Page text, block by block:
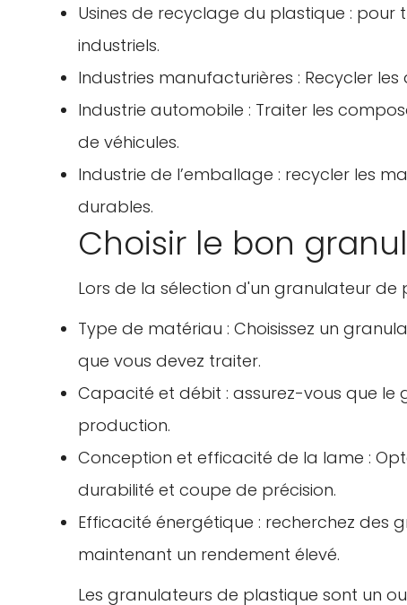
Usines de recyclage du plastique :
industriels.
Industries manufacturières : Recycler
Industrie automobile : Traiter les
de véhicules.
Industrie de l’emballage : recycler les
durables.
Choisir le bon
Lors de la sélection d'un granulateur
Type de matériau : Choisissez un
que vous devez traiter.
Capacité et débit : assurez-vous que
production.
Conception et efficacité de la lame :
durabilité et coupe de précision.
Efficacité énergétique : recherchez des
maintenant un rendement élevé.
Les granulateurs de plastique sont un